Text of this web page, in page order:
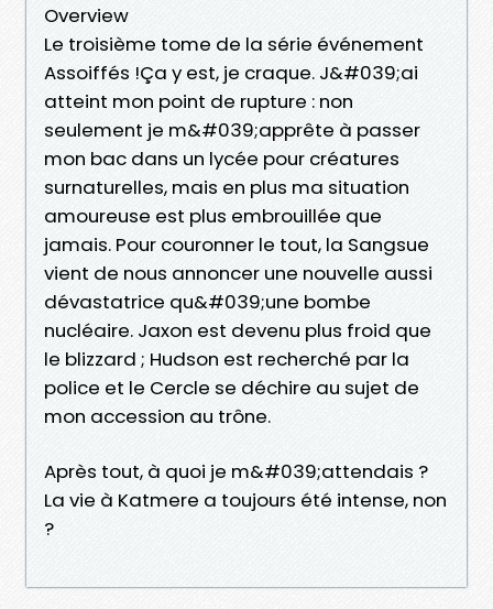
Overview
Le troisième tome de la série événement
Assoiffés !Ça y est, je craque. J&#039;ai
atteint mon point de rupture : non
seulement je m&#039;apprête à passer
mon bac dans un lycée pour créatures
surnaturelles, mais en plus ma situation
amoureuse est plus embrouillée que
jamais. Pour couronner le tout, la Sangsue
vient de nous annoncer une nouvelle aussi
dévastatrice qu&#039;une bombe
nucléaire. Jaxon est devenu plus froid que
le blizzard ; Hudson est recherché par la
police et le Cercle se déchire au sujet de
mon accession au trône.
Après tout, à quoi je m&#039;attendais ?
La vie à Katmere a toujours été intense, non
?